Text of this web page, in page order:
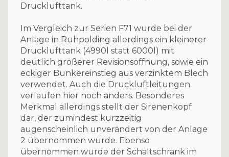
Drucklufttank.
Im Vergleich zur Serien F71 wurde bei der
Anlage in Ruhpolding allerdings ein kleinerer
Drucklufttank (4990l statt 6000l) mit
deutlich größerer Revisionsöffnung, sowie ein
eckiger Bunkereinstieg aus verzinktem Blech
verwendet. Auch die Druckluftleitungen
verlaufen hier noch anders. Besonderes
Merkmal allerdings stellt der Sirenenkopf
dar, der zumindest kurzzeitig
augenscheinlich unverändert von der Anlage
2 übernommen wurde. Ebenso
übernommen wurde der Schaltschrank im